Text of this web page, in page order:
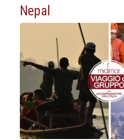
Nepal